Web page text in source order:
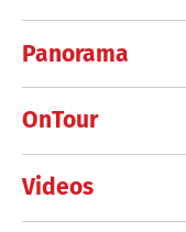
Panorama
OnTour
Videos